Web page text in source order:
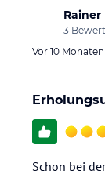
Rainer
3
Vor 10
Schon bei